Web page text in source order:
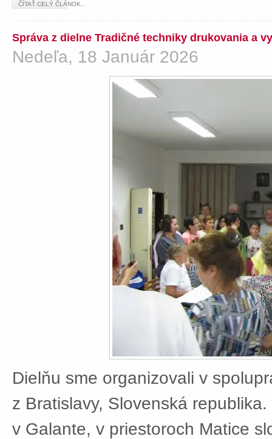
ČÍTAŤ CELÝ ČLÁNOK...
Správa z dielne Tradičné techniky drukovania a
Nedeľa, 18 Január 2026
Dielňu sme organizovali v
z Bratislavy, Slovenská
v Galante, v priestoroch Matice